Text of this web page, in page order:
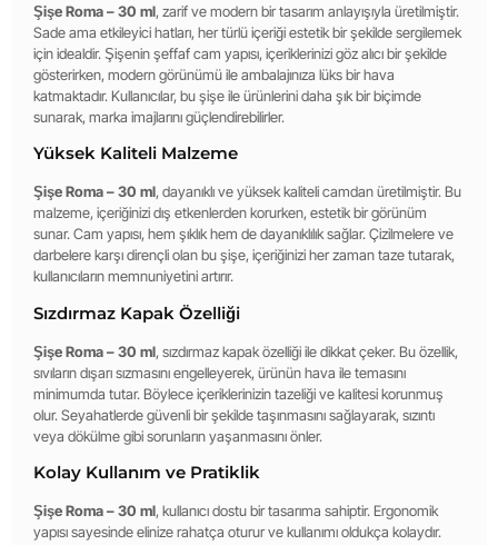
Şişe Roma – 30 ml, zarif ve modern bir tasarım anlayışıyla üretilmiştir.
Sade ama etkileyici hatları, her türlü içeriği estetik bir şekilde sergilemek
için idealdir. Şişenin şeffaf cam yapısı, içeriklerinizi göz alıcı bir şekilde
gösterirken, modern görünümü ile ambalajınıza lüks bir hava
katmaktadır. Kullanıcılar, bu şişe ile ürünlerini daha şık bir biçimde
sunarak, marka imajlarını güçlendirebilirler.
Yüksek Kaliteli Malzeme
Şişe Roma – 30 ml, dayanıklı ve yüksek kaliteli camdan üretilmiştir. Bu
malzeme, içeriğinizi dış etkenlerden korurken, estetik bir görünüm
sunar. Cam yapısı, hem şıklık hem de dayanıklılık sağlar. Çizilmelere ve
darbelere karşı dirençli olan bu şişe, içeriğinizi her zaman taze tutarak,
kullanıcıların memnuniyetini artırır.
Sızdırmaz Kapak Özelliği
Şişe Roma – 30 ml, sızdırmaz kapak özelliği ile dikkat çeker. Bu özellik,
sıvıların dışarı sızmasını engelleyerek, ürünün hava ile temasını
minimumda tutar. Böylece içeriklerinizin tazeliği ve kalitesi korunmuş
olur. Seyahatlerde güvenli bir şekilde taşınmasını sağlayarak, sızıntı
veya dökülme gibi sorunların yaşanmasını önler.
Kolay Kullanım ve Pratiklik
Şişe Roma – 30 ml, kullanıcı dostu bir tasarıma sahiptir. Ergonomik
yapısı sayesinde elinize rahatça oturur ve kullanımı oldukça kolaydır.